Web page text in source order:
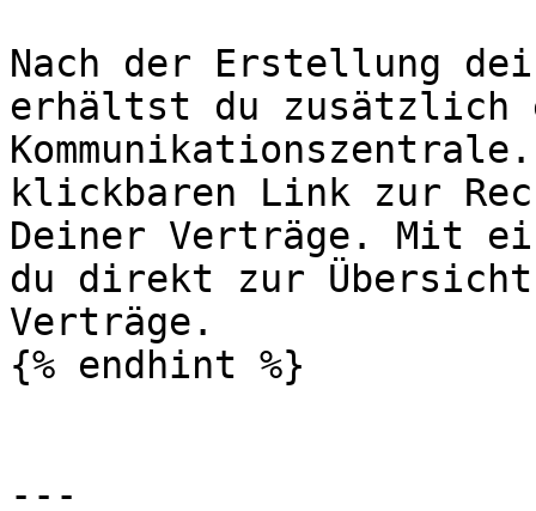
Nach der Erstellung
erhältst du zusätzlich
klickbaren Link zur
Deiner Verträge. Mit
du direkt zur Übersicht
Verträge.
{% endhint %}
---